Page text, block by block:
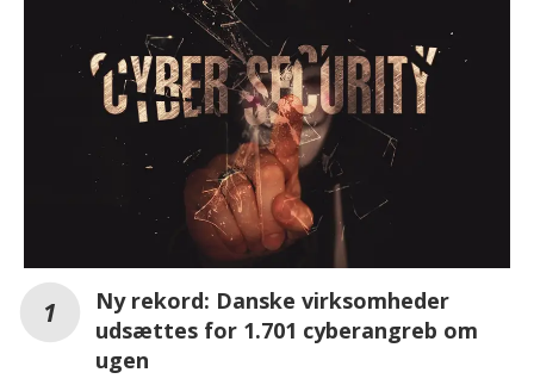
Ny rekord: Danske virksomheder
udsættes for 1.701 cyberangreb om
ugen